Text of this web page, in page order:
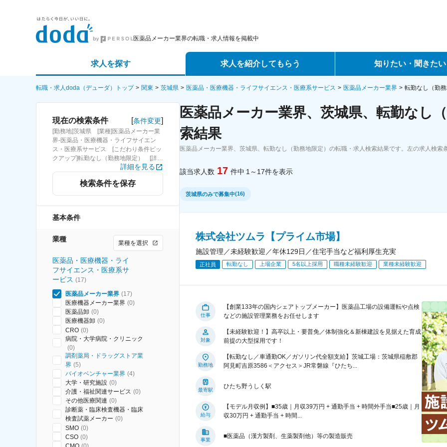
医薬品メーカー業界の転職・求人情報を掲載中
求人を探す
詳細条件から探す
求人特集から探す
求人を紹介してもらう
エージェントサービス
スカウトサービス
パートナーエージェントサービス
知りたい・聞きたい
転職ノウハウ
データで見る転職
転職・求人doda（デューダ）トップ 関東 茨城県 医薬品・医療機器・ライフサイエンス・医療系サービス 医薬品メーカー業界 転勤なし（勤
現在の検索条件 [条件変更]
[勤務地]茨城県 [業種]医薬品メーカー業
界-医薬品・医療機器・ライフサイエン
ス・医療系サービス [こだわり条件ピッ
クアップ]転勤なし（勤務地限定） [詳細
条件](募集・採用情報)転勤なし（勤務地
限定）
詳細を見る
検索条件を保存
基本条件
業種 業種を選択
医薬品・医療機器・ライ
フサイエンス・医療系サ
ービス (17)
医薬品メーカー業界 (17)
医療機器メーカー業界 (0)
医薬品卸 (0)
医療機器卸 (0)
CRO (0)
病院・大学病院・クリニック
(0)
調剤薬局・ドラッグストア業
界 (5)
バイオベンチャー業界 (4)
大学・研究施設 (0)
介護・福祉関連サービス (0)
その他医療関連 (0)
診断薬・臨床検査機器・臨床
検査試薬メーカー (0)
SMO (0)
CSO (0)
医薬品メーカー業界、茨城県、転勤なし
索結果
医薬品メーカー業界、茨城県、転勤なし（勤務地限定）の転職・求人検索結果です。左の求人検索
該当求人数 17 件中 1～17件を表示
茨城県のみで募集中(16)
株式会社ツムラ【プライム市場】
施設管理／未経験歓迎／年休129日／住宅手当など福利厚生充実
正社員 転勤なし 上場企業 5名以上採用 職種未経験歓迎 業種未経験歓迎
仕事
【創業133年の国内シェアトップメーカー】医薬品工場の設備運転や点検
などの施設管理業務をお任せします
対象
【未経験歓迎！】高卒以上・要普免／体制強化＆新棟建設を見据えた育成
前提の大型採用です！
勤務地
【転勤なし／車通勤OK／ガソリン代全額支給】茨城工場：茨城県稲敷郡
阿見町吉原3586＜アクセス＞JR常磐線『ひたち...
最寄駅
ひたち野うしく駅
給与
【モデル月収例】■35歳｜月収39万円 + 通勤手当 + 時間外手当■25歳｜月
収30万円 + 通勤手当 + 時間...
事業
■医薬品（漢方製剤、生薬製剤他）等の製造販売